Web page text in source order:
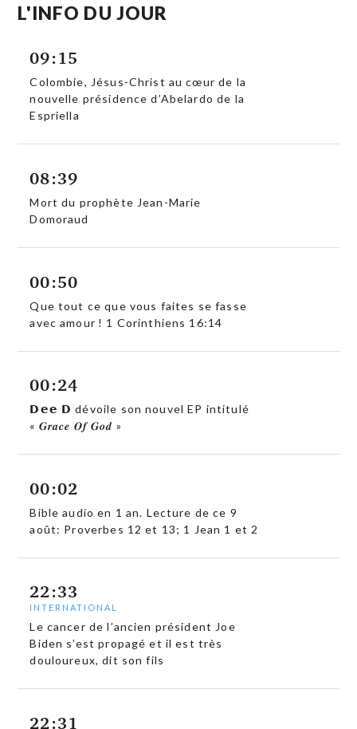
L'INFO DU JOUR
09:15
Colombie, Jésus-Christ au cœur de la
nouvelle présidence d’Abelardo de la
Espriella
08:39
Mort du prophète Jean-Marie
Domoraud
00:50
Que tout ce que vous faites se fasse
avec amour ! 1 Corinthiens 16:14
00:24
𝗗𝗲𝗲 𝗗 dévoile son nouvel EP intitulé
« 𝑮𝒓𝒂𝒄𝒆 𝑶𝒇 𝑮𝒐𝒅 »
00:02
Bible audio en 1 an. Lecture de ce 9
août: Proverbes 12 et 13; 1 Jean 1 et 2
22:33
INTERNATIONAL
Le cancer de l’ancien président Joe
Biden s’est propagé et il est très
douloureux, dit son fils
22:31